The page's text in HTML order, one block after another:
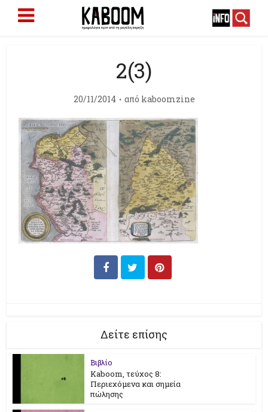
2(3)
20/11/2014 από kaboomzine
Δείτε επίσης
Βιβλίο
Kaboom, τεύχος 8:
Περιεχόμενα και σημεία
πώλησης